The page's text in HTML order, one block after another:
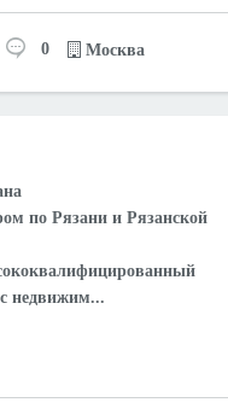
Москва
0
по Рязани и Рязанской
недвижим...